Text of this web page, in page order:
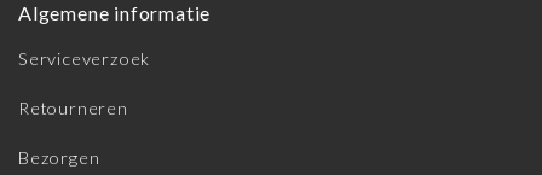
Algemene informatie
Serviceverzoek
Retourneren
Bezorgen